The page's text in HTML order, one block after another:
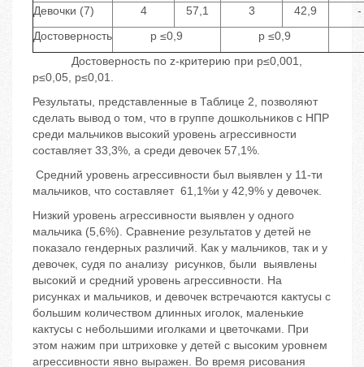
Девочки (7)
4 57,1 3 42,9
-
Достоверность
p ≤0,9
p ≤0,9
Достоверность по z-критерию при p≤0,001,
p≤0,05, p≤0,01.
Результаты, представленные в Таблице 2, позволяют
сделать вывод о том, что в группе дошкольников с НПР
среди мальчиков высокий уровень агрессивности
составляет 33,3%, а среди девочек 57,1%.
Средний уровень агрессивности был выявлен у 11-ти
мальчиков, что составляет 61,1%и у 42,9% у девочек.
Низкий уровень агрессивности выявлен у одного
мальчика (5,6%). Сравнение результатов у детей не
показало гендерных различий. Как у мальчиков, так и у
девочек, судя по анализу рисунков, были выявлены
высокий и средний уровень агрессивности. На
рисунках и мальчиков, и девочек встречаются кактусы с
большим количеством длинных иголок, маленькие
кактусы с небольшими иголками и цветочками. При
этом нажим при штриховке у детей с высоким уровнем
агрессивности явно выражен. Во время рисования